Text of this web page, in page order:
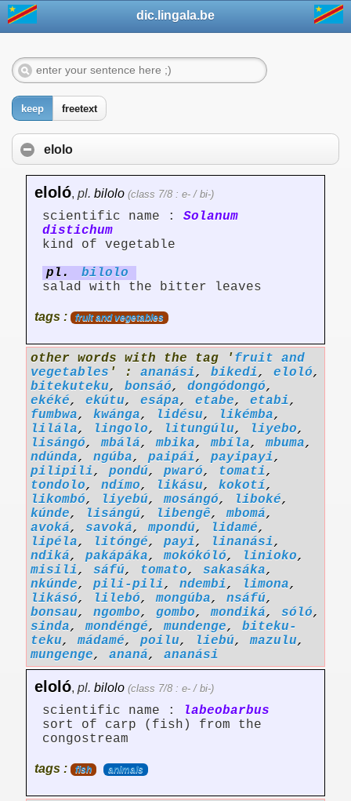
dic.lingala.be
keep freetext
elolo
eloló, pl. bilolo (class 7/8 : e- / bi-)
scientific name : Solanum
distichum
kind of vegetable
pl.
bilolo
salad with the bitter leaves
tags : fruit and vegetables
other words with the tag ' fruit and
vegetables ' : ananási, bikedi, eloló,
bitekuteku, bonsáó, dongódongó,
ekéké, ekútu, esápa, etabe, etabi,
fumbwa, kwánga, lidésu, likémba,
lilála, lingolo, litungúlu, liyebo,
lisángó,mbálá,mbika,mbíla,mbuma,
ndúnda, ngúba, paipái, payipayi,
pilipili, pondú, pwaró, tomati,
tondolo, ndímo, likásu, kokotí,
likombó, liyebú,mosángó, liboké,
kúnde, lisángú, libengê,mbomá,
avoká, savoká,mpondú, lidamé,
lipéla, litóngé, payi, linanási,
ndiká, pakápáka,mokókóló, linioko,
misili, sáfú, tomato, sakasáka,
nkúnde, pili-pili, ndembi, limona,
likásó, lilebó,mongúba, nsáfú,
bonsau, ngombo, gombo,mondiká, sóló,
sinda,mondéngé,mundenge, biteku-
teku,mádamé, poilu, liebú,mazulu,
mungenge, ananá, ananási
eloló, pl. bilolo (class 7/8 : e- / bi-)
scientific name :
labeobarbus
sort of carp (fish) from the
congostream
tags : fish animals